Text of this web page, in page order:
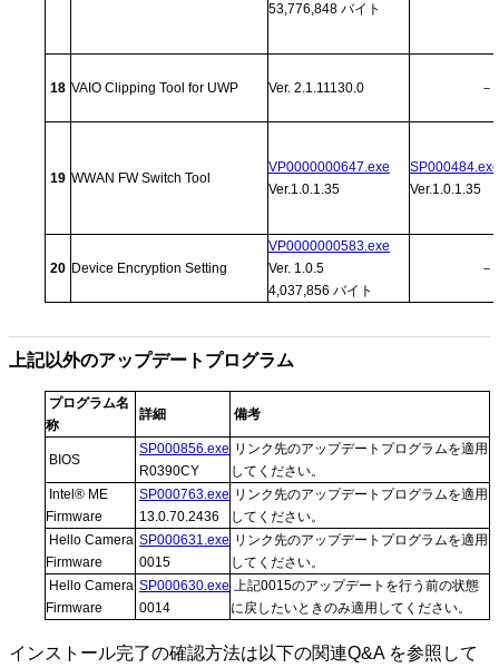
53,776,848 バイト
18 VAIO Clipping Tool for UWP Ver. 2.1.11130.0 －
19 WWAN FW Switch Tool
VP0000000647.exe
Ver.1.0.1.35
SP000484.exe
Ver.1.0.1.35
20 Device Encryption Setting
VP0000000583.exe
Ver. 1.0.5
4,037,856 バイト
－
上記以外のアップデートプログラム
プログラム名
称
詳細 備考
BIOS
SP000856.exe
R0390CY
リンク先のアップデートプログラムを適用
してください。
Intel® ME
Firmware
SP000763.exe
13.0.70.2436
リンク先のアップデートプログラムを適用
してください。
Hello Camera
Firmware
SP000631.exe
0015
リンク先のアップデートプログラムを適用
してください。
Hello Camera
Firmware
SP000630.exe
0014
上記0015のアップデートを行う前の状態
に戻したいときのみ適用してください。
インストール完了の確認方法は以下の関連Q&A を参照して